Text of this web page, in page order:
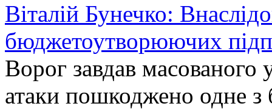
Віталій Бунечко:
бюджетоутворюючих
Ворог завдав масованого
атаки пошкоджено одне